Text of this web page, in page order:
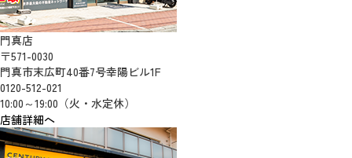
門真店
〒571-0030
門真市末広町40番7号幸陽ビル1F
0120-512-021
10:00～19:00（火・水定休）
店舗詳細へ